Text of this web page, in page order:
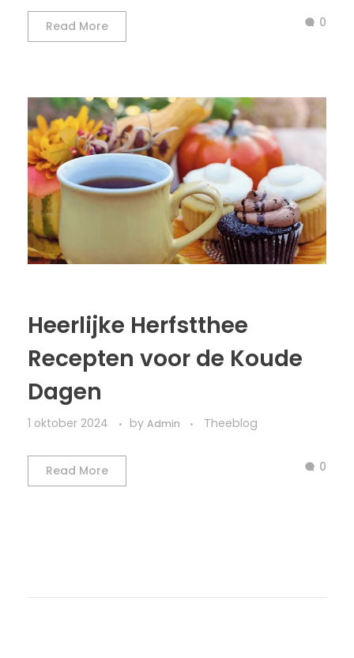
Read More 0
Heerlijke Herfstthee
Recepten voor de Koude
Dagen
1 oktober 2024 by Admin Theeblog
Read More 0